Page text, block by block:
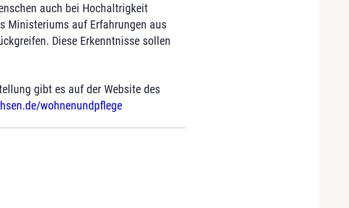
auch bei Hochaltrigkeit
Ministeriums auf Erfahrungen aus
Diese Erkenntnisse sollen
gibt es auf der Website des
wohnenundpflege